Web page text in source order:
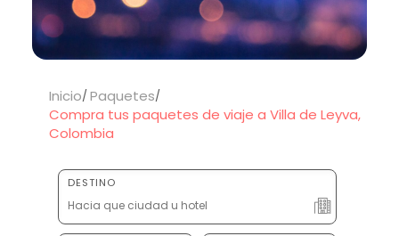
Inicio Paquetes
Compra tus paquetes de viaje a Villa de Leyva,
Colombia
DESTINO